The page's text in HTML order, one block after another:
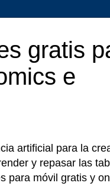
gratis
e
artificial para la
y repasar las
para móvil gratis y